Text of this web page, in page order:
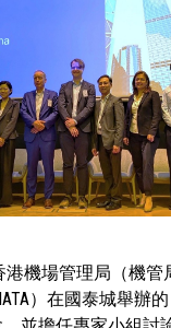
港機場管理局（機管
）在國泰城舉辦的